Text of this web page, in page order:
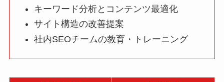
キーワード分析とコンテンツ最適化
サイト構造の改善提案
社内SEOチームの教育・トレーニング